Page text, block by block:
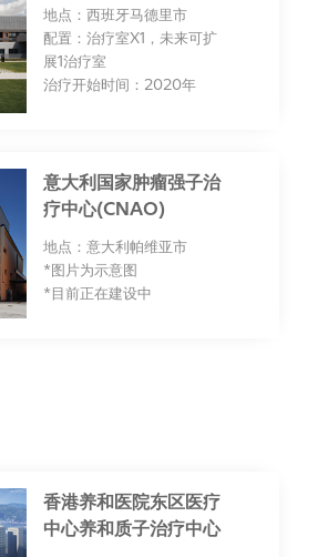
地点：西班牙马德里市
配置：治疗室X1，未来可扩
展1治疗室
治疗开始时间：2020年
意大利国家肿瘤强子治
疗中心(CNAO)
地点：意大利帕维亚市
*图片为示意图
*目前正在建设中
香港养和医院东区医疗
中心养和质子治疗中心